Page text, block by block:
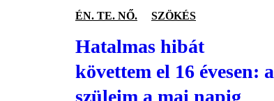
ÉN. TE. NŐ. SZÖKÉS
Hatalmas hibát
követtem el 16 évesen: a
szüleim a mai napig